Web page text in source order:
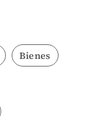
Bienes